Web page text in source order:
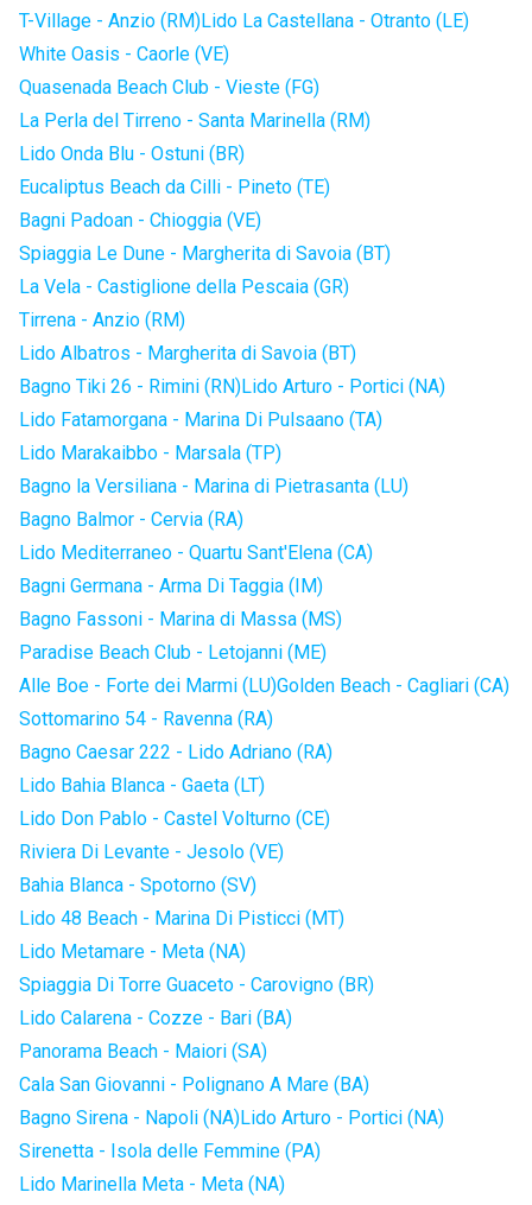
T-Village - Anzio (RM)Lido La Castellana - Otranto (LE)
White Oasis - Caorle (VE)
Quasenada Beach Club - Vieste (FG)
La Perla del Tirreno - Santa Marinella (RM)
Lido Onda Blu - Ostuni (BR)
Eucaliptus Beach da Cilli - Pineto (TE)
Bagni Padoan - Chioggia (VE)
Spiaggia Le Dune - Margherita di Savoia (BT)
La Vela - Castiglione della Pescaia (GR)
Tirrena - Anzio (RM)
Lido Albatros - Margherita di Savoia (BT)
Bagno Tiki 26 - Rimini (RN)Lido Arturo - Portici (NA)
Lido Fatamorgana - Marina Di Pulsaano (TA)
Lido Marakaibbo - Marsala (TP)
Bagno la Versiliana - Marina di Pietrasanta (LU)
Bagno Balmor - Cervia (RA)
Lido Mediterraneo - Quartu Sant'Elena (CA)
Bagni Germana - Arma Di Taggia (IM)
Bagno Fassoni - Marina di Massa (MS)
Paradise Beach Club - Letojanni (ME)
Alle Boe - Forte dei Marmi (LU)Golden Beach - Cagliari (CA)
Sottomarino 54 - Ravenna (RA)
Bagno Caesar 222 - Lido Adriano (RA)
Lido Bahia Blanca - Gaeta (LT)
Lido Don Pablo - Castel Volturno (CE)
Riviera Di Levante - Jesolo (VE)
Bahia Blanca - Spotorno (SV)
Lido 48 Beach - Marina Di Pisticci (MT)
Lido Metamare - Meta (NA)
Spiaggia Di Torre Guaceto - Carovigno (BR)
Lido Calarena - Cozze - Bari (BA)
Panorama Beach - Maiori (SA)
Cala San Giovanni - Polignano A Mare (BA)
Bagno Sirena - Napoli (NA)Lido Arturo - Portici (NA)
Sirenetta - Isola delle Femmine (PA)
Lido Marinella Meta - Meta (NA)